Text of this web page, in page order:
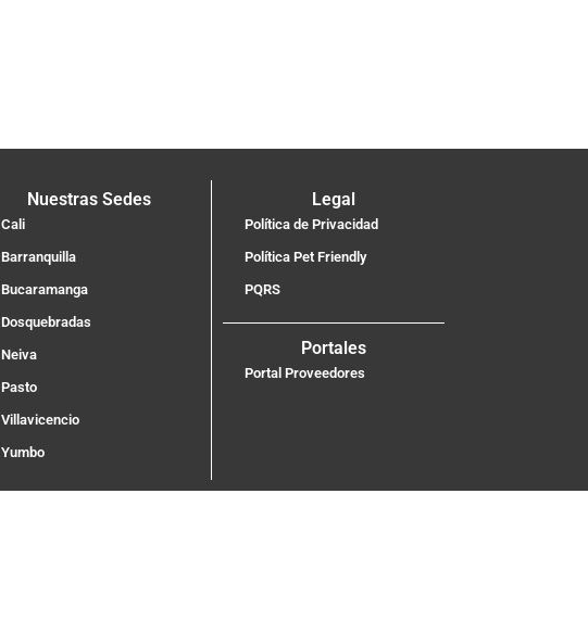
Nuestras Sedes
Cali
Barranquilla
Bucaramanga
Dosquebradas
Neiva
Pasto
Villavicencio
Yumbo
Legal
Política de Privacidad
Política Pet Friendly
PQRS
Portales
Portal Proveedores